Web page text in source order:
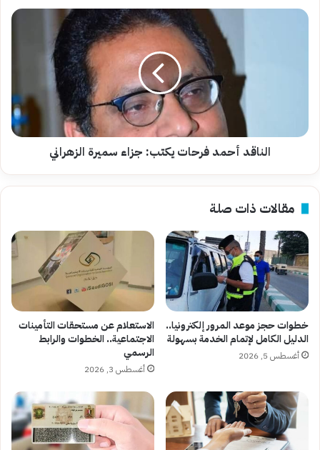
الناقد
الناقد أحمد فرحات يكتب: جزاء سميرة الزهراني
مقالات ذات صلة
خطوات حجز موعد المرور إلكترونيا..
الدليل الكامل لإتمام الخدمة بسهولة
أغسطس 5, 2026
الاستعلام عن مستحقات التأمينات
الاجتماعية.. الخطوات والرابط
الرسمي
أغسطس 3, 2026